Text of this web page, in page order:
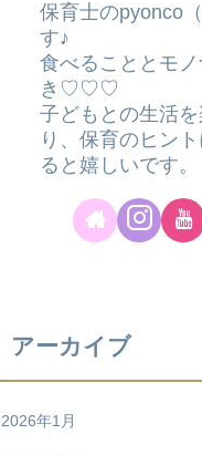
保育士のpyonco
す♪
食べることとモ
き♡♡♡
子どもとの生活
り、保育のヒン
ると嬉しいです。
アーカイブ
2026年1月